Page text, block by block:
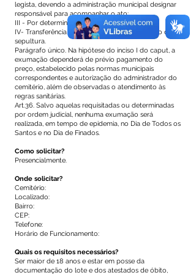
legista, devendo a administração municipal designar
responsável para acompanhar o ato;
III - Por determinação judicial;
IV- Transferência dos despojos por desativação da
sepultura.
Parágrafo único. Na hipótese do inciso I do caput, a
exumação dependerá de prévio pagamento do
preço, estabelecido pelas normas municipais
correspondentes e autorização do administrador do
cemitério, além de observadas o atendimento às
regras sanitárias.
Art.36. Salvo aquelas requisitadas ou determinadas
por ordem judicial, nenhuma exumação será
realizada, em tempo de epidemia, no Dia de Todos os
Santos e no Dia de Finados.
Como solicitar?
Presencialmente.
Onde solicitar?
Cemitério:
Localizado:
Bairro:
CEP:
Telefone:
Horário de Funcionamento:
Quais os requisitos necessários?
Ser maior de 18 anos e estar em posse da
documentação do lote e dos atestados de óbito,